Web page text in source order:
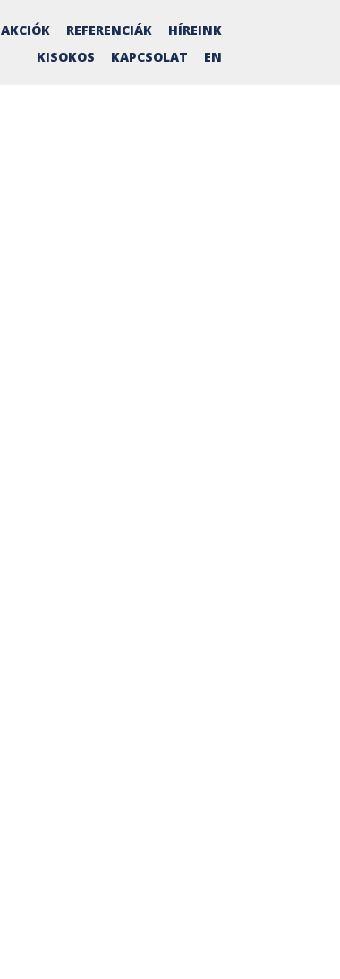
AKCIÓK REFERENCIÁK
HÍREINK
KISOKOS
KAPCSOLAT EN